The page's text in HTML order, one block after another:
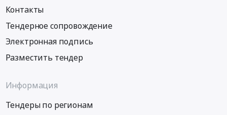
Контакты
Тендерное сопровождение
Электронная подпись
Разместить тендер
Информация
Тендеры по регионам